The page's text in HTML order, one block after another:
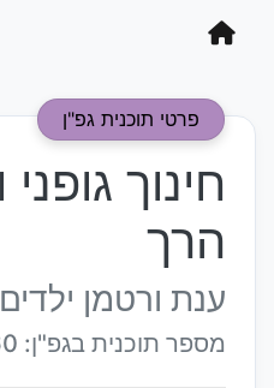
פרטי תוכנית גפ"ן
חינוך
הרך
ענת ורטמן
מספר תוכנית בגפ"ן: 1560